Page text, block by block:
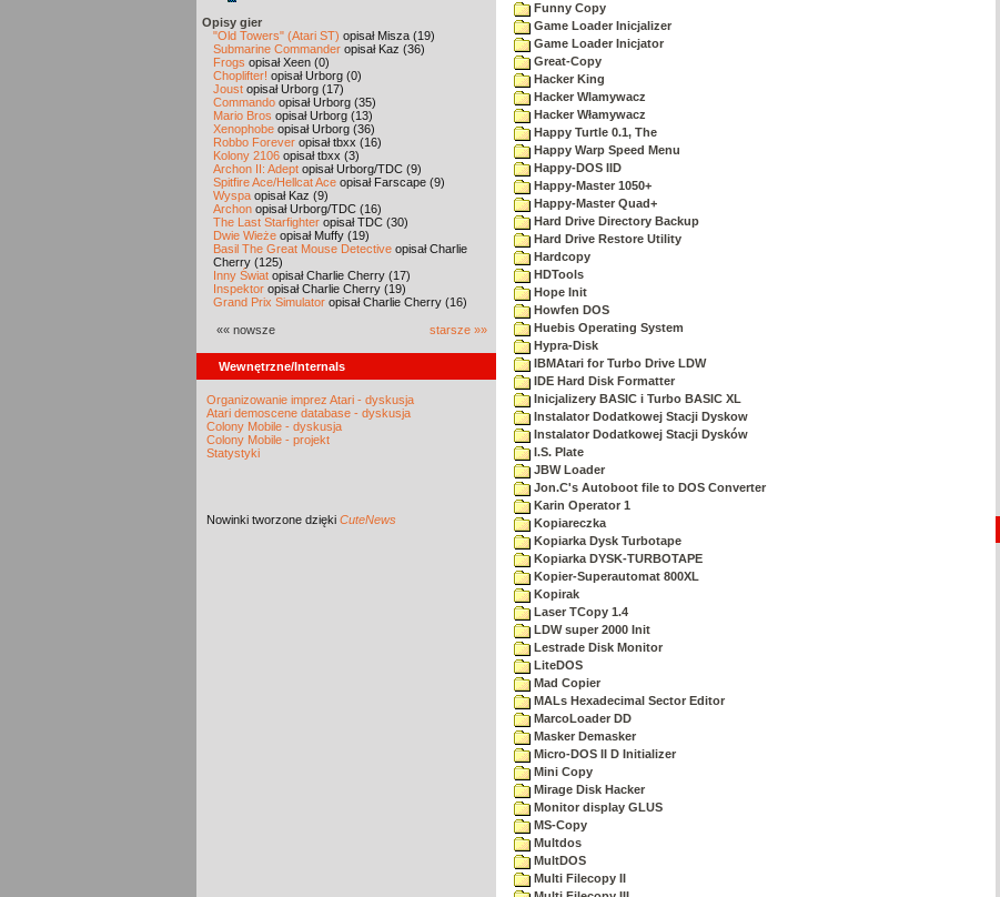
Opisy gier
"Old Towers" (Atari ST) opisał Misza (19)
Submarine Commander opisał Kaz (36)
Frogs opisał Xeen (0)
Choplifter! opisał Urborg (0)
Joust opisał Urborg (17)
Commando opisał Urborg (35)
Mario Bros opisał Urborg (13)
Xenophobe opisał Urborg (36)
Robbo Forever opisał tbxx (16)
Kolony 2106 opisał tbxx (3)
Archon II: Adept opisał Urborg/TDC (9)
Spitfire Ace/Hellcat Ace opisał Farscape (9)
Wyspa opisał Kaz (9)
Archon opisał Urborg/TDC (16)
The Last Starfighter opisał TDC (30)
Dwie Wieże opisał Muffy (19)
Basil The Great Mouse Detective opisał Charlie
Cherry (125)
Inny Świat opisał Charlie Cherry (17)
Inspektor opisał Charlie Cherry (19)
Grand Prix Simulator opisał Charlie Cherry (16)
«« nowsze starsze »»
Wewnętrzne/Internals
Organizowanie imprez Atari - dyskusja
Atari demoscene database - dyskusja
Colony Mobile - dyskusja
Colony Mobile - projekt
Statystyki
Nowinki tworzone dzięki CuteNews
Funny Copy
Game Loader Inicjalizer
Game Loader Inicjator
Great-Copy
Hacker King
Hacker Wlamywacz
Hacker Włamywacz
Happy Turtle 0.1, The
Happy Warp Speed Menu
Happy-DOS IID
Happy-Master 1050+
Happy-Master Quad+
Hard Drive Directory Backup
Hard Drive Restore Utility
Hardcopy
HDTools
Hope Init
Howfen DOS
Huebis Operating System
Hypra-Disk
IBMAtari for Turbo Drive LDW
IDE Hard Disk Formatter
Inicjalizery BASIC i Turbo BASIC XL
Instalator Dodatkowej Stacji Dyskow
Instalator Dodatkowej Stacji Dysków
I.S. Plate
JBW Loader
Jon.C's Autoboot file to DOS Converter
Karin Operator 1
Kopiareczka
Kopiarka Dysk Turbotape
Kopiarka DYSK-TURBOTAPE
Kopier-Superautomat 800XL
Kopirak
Laser TCopy 1.4
LDW super 2000 Init
Lestrade Disk Monitor
LiteDOS
Mad Copier
MALs Hexadecimal Sector Editor
MarcoLoader DD
Masker Demasker
Micro-DOS II D Initializer
Mini Copy
Mirage Disk Hacker
Monitor display GLUS
MS-Copy
Multdos
MultDOS
Multi Filecopy II